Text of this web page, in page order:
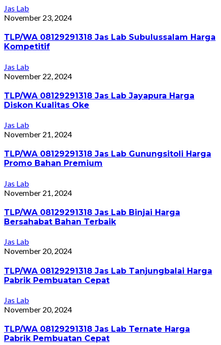
Jas Lab
November 23, 2024
TLP/WA 08129291318 Jas Lab Subulussalam Harga
Kompetitif
Jas Lab
November 22, 2024
TLP/WA 08129291318 Jas Lab Jayapura Harga
Diskon Kualitas Oke
Jas Lab
November 21, 2024
TLP/WA 08129291318 Jas Lab Gunungsitoli Harga
Promo Bahan Premium
Jas Lab
November 21, 2024
TLP/WA 08129291318 Jas Lab Binjai Harga
Bersahabat Bahan Terbaik
Jas Lab
November 20, 2024
TLP/WA 08129291318 Jas Lab Tanjungbalai Harga
Pabrik Pembuatan Cepat
Jas Lab
November 20, 2024
TLP/WA 08129291318 Jas Lab Ternate Harga
Pabrik Pembuatan Cepat